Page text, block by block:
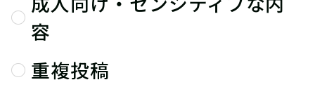
容
重複投稿